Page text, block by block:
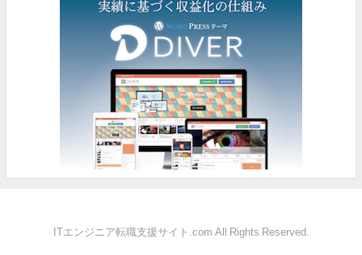
ITエンジニア転職支援サイト.com All Rights Reserved.